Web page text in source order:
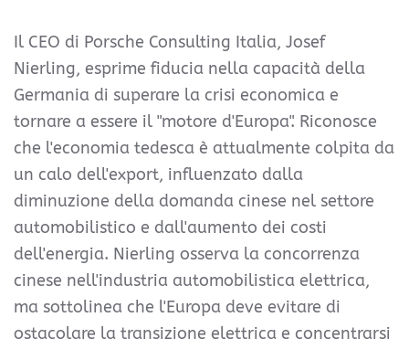
Il CEO di Porsche Consulting Italia, Josef
Nierling, esprime fiducia nella capacità della
Germania di superare la crisi economica e
tornare a essere il "motore d'Europa". Riconosce
che l'economia tedesca è attualmente colpita da
un calo dell'export, influenzato dalla
diminuzione della domanda cinese nel settore
automobilistico e dall'aumento dei costi
dell'energia. Nierling osserva la concorrenza
cinese nell'industria automobilistica elettrica,
ma sottolinea che l'Europa deve evitare di
ostacolare la transizione elettrica e concentrarsi